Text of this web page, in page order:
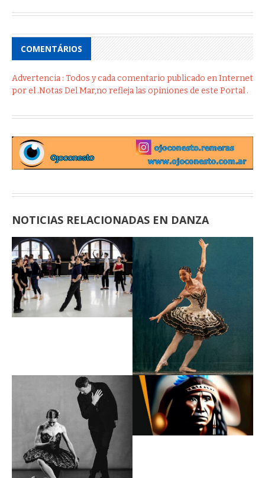
COMENTÁRIOS
Advertencia : Todos y cada comentario publicado en Internet
por el .Notas Del Mar,no refleja las opiniones de este Portal .
NOTICIAS RELACIONADAS EN DANZA